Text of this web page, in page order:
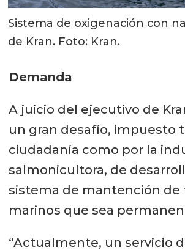
Sistema de oxigenación con
de Kran. Foto: Kran.
Demanda
A juicio del ejecutivo de
un gran desafío, impuesto
ciudadanía como por la
salmonicultora, de
sistema de mantención de
marinos que sea
“Actualmente, un servicio